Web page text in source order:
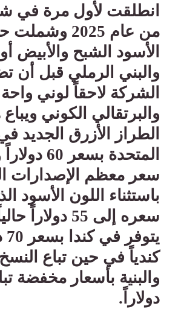
انطلقت لأول مرة في
من عام 2025
الأسود الشبح والأبيض
والبني الرملي قبل أن
الشركة لاحقاً لوني واحة
والبرتقالي الكوني ويباع
الطراز الأزرق الجديد
المتحدة
سعر معظم الإصدارات
باستثناء اللون الأسود
سعره إلى 55 دولاراً
كندياً في حين تباع النسخ
دولاراً .